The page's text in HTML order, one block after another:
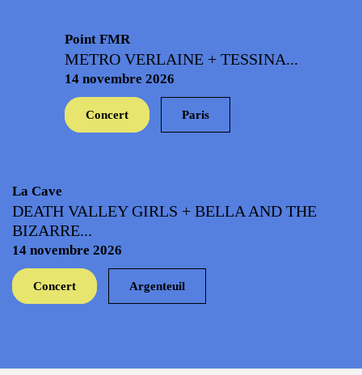
Point FMR
METRO VERLAINE + TESSINA...
14 novembre 2026
Concert Paris
La Cave
DEATH VALLEY GIRLS + BELLA AND THE
BIZARRE...
14 novembre 2026
Concert Argenteuil